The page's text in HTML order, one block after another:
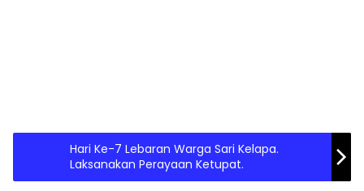
Hari Ke-7 Lebaran Warga Sari Kelapa.
Laksanakan Perayaan Ketupat.